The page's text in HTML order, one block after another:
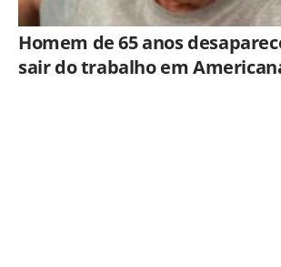
Homem de 65 anos
sair do trabalho em